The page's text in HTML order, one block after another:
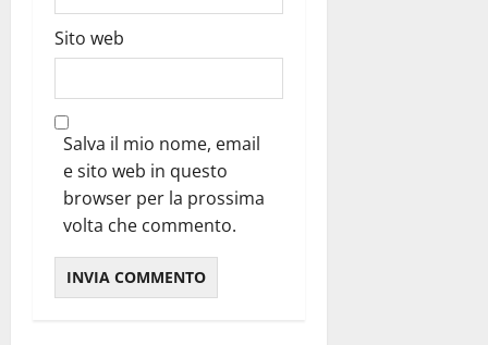
Sito web
Salva il mio nome, email
e sito web in questo
browser per la prossima
volta che commento.